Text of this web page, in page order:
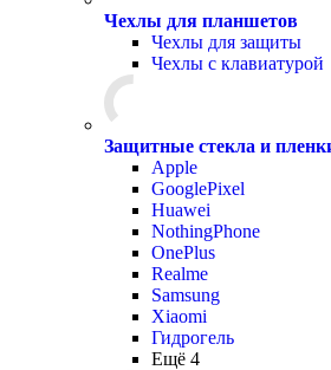
Чехлы для планшетов
Чехлы для защиты
Чехлы с клавиатурой
Защитные стекла и
Apple
GooglePixel
Huawei
NothingPhone
OnePlus
Realme
Samsung
Xiaomi
Гидрогель
Ещё 4